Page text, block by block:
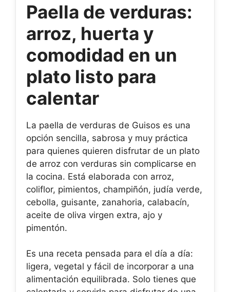
Paella de verduras:
arroz, huerta y
comodidad en un
plato listo para
calentar
La paella de verduras de Guisos es una
opción sencilla, sabrosa y muy práctica
para quienes quieren disfrutar de un plato
de arroz con verduras sin complicarse en
la cocina. Está elaborada con arroz,
coliflor, pimientos, champiñón, judía verde,
cebolla, guisante, zanahoria, calabacín,
aceite de oliva virgen extra, ajo y
pimentón.
Es una receta pensada para el día a día:
ligera, vegetal y fácil de incorporar a una
alimentación equilibrada. Solo tienes que